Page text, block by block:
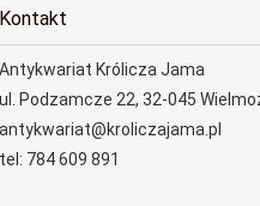
Kontakt
Antykwariat Królicza Jama
ul. Podzamcze 22, 32-045
antykwariat@kroliczajama.pl
tel: 784 609 891